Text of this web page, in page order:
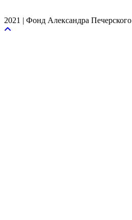
2021 | Фонд Александра Печерского